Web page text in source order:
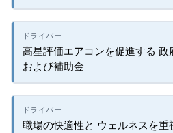
高星評価エアコンを促進する
および補助金
職場の快適性と ウェルネスを